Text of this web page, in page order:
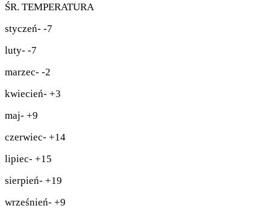
ŚR. TEMPERATURA
styczeń- -7
luty- -7
marzec- -2
kwiecień- +3
maj- +9
czerwiec- +14
lipiec- +15
sierpień- +19
wrześnień- +9